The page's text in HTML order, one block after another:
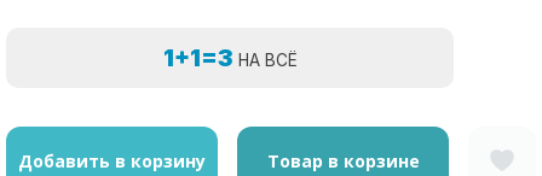
1+1=3 НА ВСЁ
Добавить в корзину Товар в корзине